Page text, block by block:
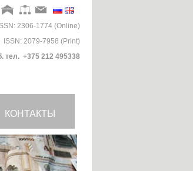
ISSN: 2306-1774 (Online)
ISSN: 2079-7958 (Print)
тел. +375 212 495338
КОНТАКТЫ